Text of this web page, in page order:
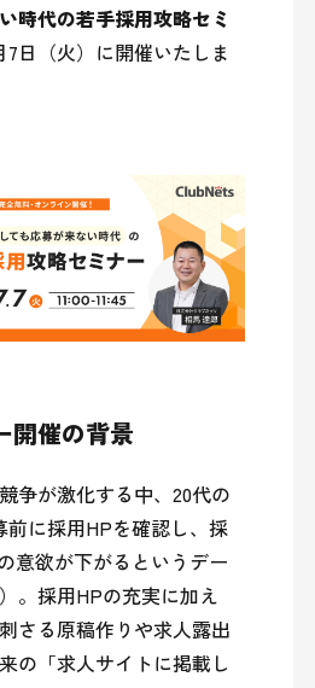
時代の若手採用攻略セミ
7日（火）に開催いたしま
開催の背景
争が激化する中、20代の
前に採用HPを確認し、採
意欲が下がるというデー
。採用HPの充実に加え
さる原稿作りや求人露出
の「求人サイトに掲載し